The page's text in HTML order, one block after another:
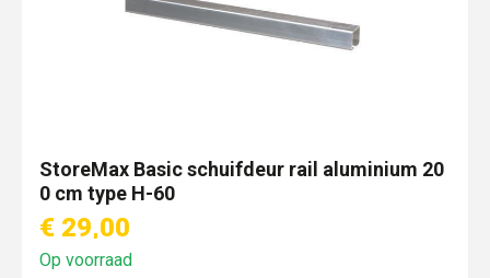
StoreMax Basic schuifdeur rail aluminium 20
0 cm type H-60
€ 29,00
Op voorraad